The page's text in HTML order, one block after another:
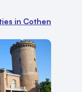
in Cothen